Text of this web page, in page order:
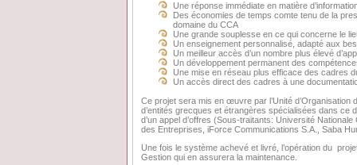
Une réponse immédiate en matière
Des économies de temps comte tenu de la
domaine du CCA
Une grande souplesse en ce qui concerne le
Un enseignement personnalisé, adapté aux
Un meilleur accès d’un nombre plus élevé
Un développement permanent des
Une mise en réseau plus efficace des cadres
Un accès direct des cadres à une
Ce projet sera mis en œuvre par l’Unité
d’entités grecques et étrangères spécialisées dans ce
d’un appel d’offres (Sous-traitants: Université
des Entreprises, iForce Communications S.A., Saba
Une fois le système achevé et livré, l’opération du
Gestion qui en assurera la maintenance.